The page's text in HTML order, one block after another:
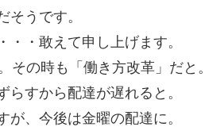
うです。
・敢えて申し上げます。
その時も「働き方改革」だと。
すから配達が遅れると。
、今後は金曜の配達に。